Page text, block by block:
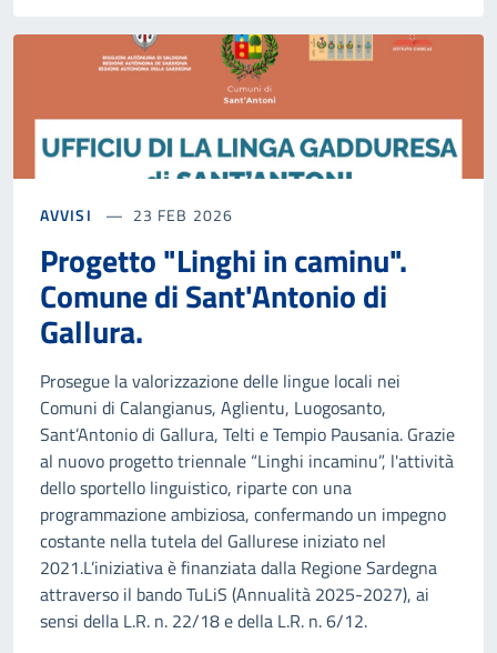
AVVISI 23 FEB 2026
Progetto "Linghi in caminu".
Comune di Sant'Antonio di
Gallura.
Prosegue la valorizzazione delle lingue locali nei
Comuni di Calangianus, Aglientu, Luogosanto,
Sant’Antonio di Gallura, Telti e Tempio Pausania. Grazie
al nuovo progetto triennale “Linghi incaminu”, l'attività
dello sportello linguistico, riparte con una
programmazione ambiziosa, confermando un impegno
costante nella tutela del Gallurese iniziato nel
2021.L’iniziativa è finanziata dalla Regione Sardegna
attraverso il bando TuLiS (Annualità 2025-2027), ai
sensi della L.R. n. 22/18 e della L.R. n. 6/12.